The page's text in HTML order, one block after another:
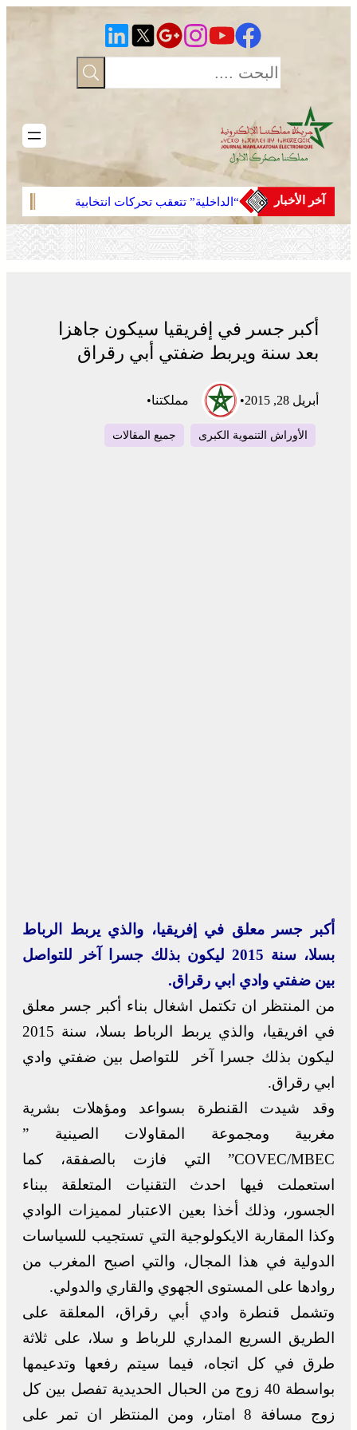
آخر الأخبار
“الداخلية” تتعقب تحركات انتخابية
مبكرة
أكبر جسر في إفريقيا سيكون جاهزا
بعد سنة ويربط ضفتي أبي رقراق
أبريل 28, 2015 • مملكتنا•
الأوراش التنموية الكبرى جميع المقالات
أكبر جسر معلق في إفريقيا، والذي يربط الرباط
بسلا، سنة 2015 ليكون بذلك جسرا آخر للتواصل
بين ضفتي وادي ابي رقراق.
من المنتظر ان تكتمل اشغال بناء أكبر جسر معلق
في افريقيا، والذي يربط الرباط بسلا، سنة 2015
ليكون بذلك جسرا آخر للتواصل بين ضفتي وادي
ابي رقراق.
وقد شيدت القنطرة بسواعد ومؤهلات بشرية
مغربية ومجموعة المقاولات الصينية ”
COVEC/MBEC” التي فازت بالصفقة، كما
استعملت فيها احدث التقنيات المتعلقة ببناء
الجسور، وذلك أخذا بعين الاعتبار لمميزات الوادي
وكذا المقاربة الايكولوجية التي تستجيب للسياسات
الدولية في هذا المجال، والتي اصبح المغرب من
روادها على المستوى الجهوي والقاري والدولي.
وتشمل قنطرة وادي أبي رقراق، المعلقة على
الطريق السريع المداري للرباط و سلا، على ثلاثة
طرق في كل اتجاه، فيما سيتم رفعها وتدعيمها
بواسطة 40 زوج من الحبال الحديدية تفصل بين كل
زوج مسافة 8 امتار، ومن المنتظر ان تمر على